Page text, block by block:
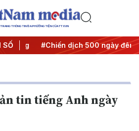
THÔNG TIN ĐA PHƯƠNG TIỆN CỦA TTXVN
SỐ #Chiến dịch 500 ngày đêm
tin tiếng Anh ngày